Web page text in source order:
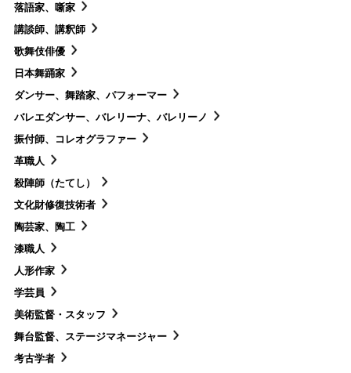
落語家、噺家
講談師、講釈師
歌舞伎俳優
日本舞踊家
ダンサー、舞踏家、パフォーマー
バレエダンサー、バレリーナ、バレリーノ
振付師、コレオグラファー
革職人
殺陣師（たてし）
文化財修復技術者
陶芸家、陶工
漆職人
人形作家
学芸員
美術監督・スタッフ
舞台監督、ステージマネージャー
考古学者